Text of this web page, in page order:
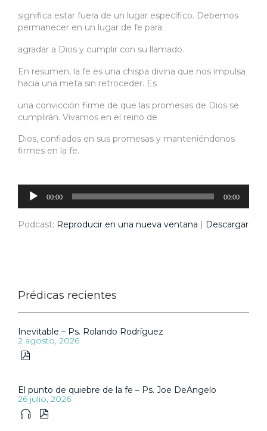
significa estar fuera de un lugar específico. Debemos
permanecer en un lugar de fe para
agradar a Dios y cumplir con su llamado.
En resumen, la fe es una chispa divina que nos impulsa
hacia una meta sin retroceder. Es
una convicción firme de que las promesas de Dios se
cumplirán. Vivamos en el reino de
Dios, confiados en sus promesas y manteniéndonos
firmes en la fe.
Reproductor
audio 00:00 00:00
Podcast: Reproducir en una nueva ventana | Descargar
Prédicas recientes
Inevitable – Ps. Rolando Rodríguez
2 agosto, 2026

El punto de quiebre de la fe – Ps. Joe DeAngelo
26 julio, 2026
 